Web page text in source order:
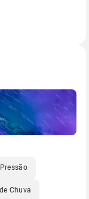
Pressão
Chuva